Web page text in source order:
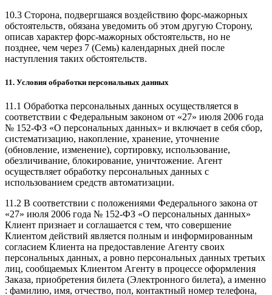
10.3 Сторона, подвергшаяся воздействию форс-мажорных
обстоятельств, обязана уведомить об этом другую Сторону,
описав характер форс-мажорных обстоятельств, но не
позднее, чем через 7 (Семь) календарных дней после
наступления таких обстоятельств.
11. Условия обработки персональных данных
11.1 Обработка персональных данных осуществляется в
соответствии с Федеральным законом от «27» июля 2006 года
№ 152-ФЗ «О персональных данных» и включает в себя сбор,
систематизацию, накопление, хранение, уточнение
(обновление, изменение), сортировку, использование,
обезличивание, блокирование, уничтожение. Агент
осуществляет обработку персональных данных с
использованием средств автоматизации.
11.2 В соответствии с положениями Федерального закона от
«27» июля 2006 года № 152-ФЗ «О персональных данных»
Клиент признает и соглашается с тем, что совершение
Клиентом действий является полным и информированным
согласием Клиента на предоставление Агенту своих
персональных данных, а ровно персональных данных третьих
лиц, сообщаемых Клиентом Агенту в процессе оформления
Заказа, приобретения билета (Электронного билета), а именно
: фамилию, имя, отчество, пол, контактный номер телефона,